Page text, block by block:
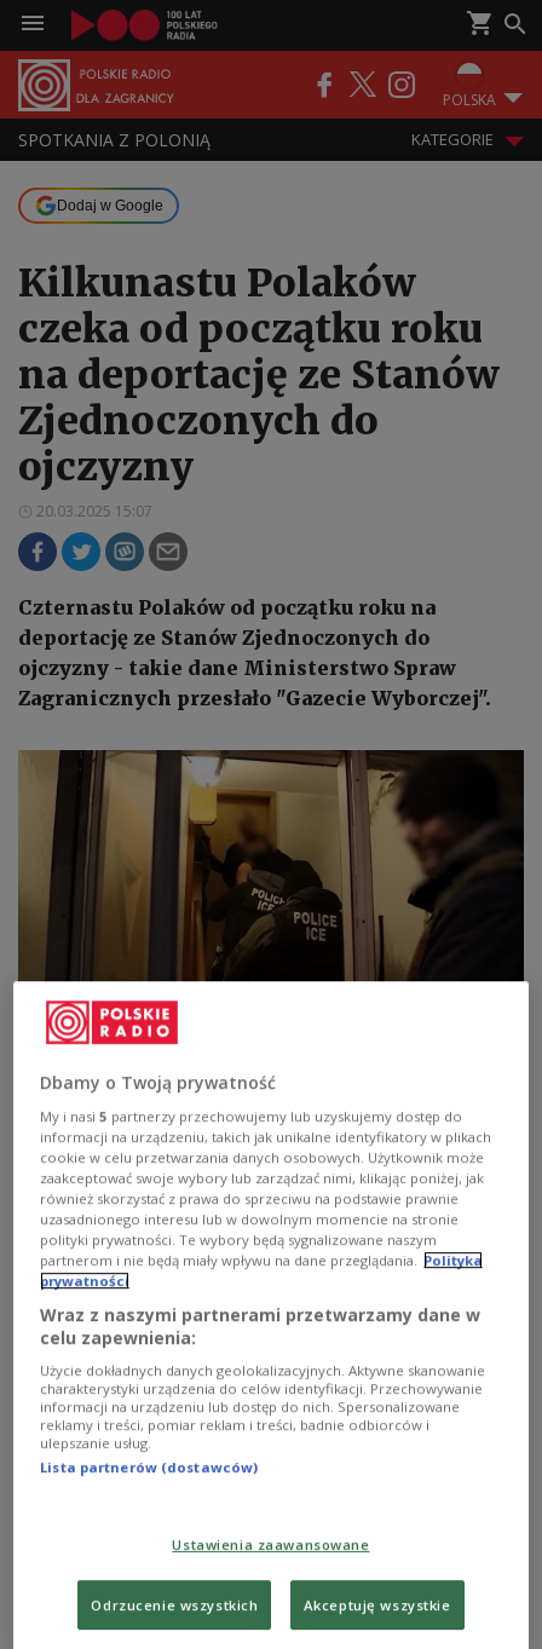
POLSKA
SPOTKANIA Z POLONIĄ KATEGORIE
Dodaj w Google
Kilkunastu Polaków
czeka od początku roku
na deportację ze Stanów
Zjednoczonych do
ojczyzny
20.03.2025 15:07
Czternastu Polaków od początku roku na
deportację ze Stanów Zjednoczonych do
ojczyzny - takie dane Ministerstwo Spraw
Zagranicznych przesłało "Gazecie Wyborczej".
która dotyka też obywateli Polski screenshot youtube.com/@dwnews
"Spośród 14 osób, które dopiero mają podlegać
deportacji, a o których poinformowano urzędy
konsularne, trzy dopuściły się złamania
amerykańskich przepisów migracyjnych,
pozostałe popełniły przestępstwa lub
wykroczenia" - wskazało MSZ. W tym roku
deportowano jednego Polaka, ale przed
zaprzysiężeniem nowego prezydenta Donalda
Trumpa, który zaostrzył politykę migracyjną.
Po serii kontrowersyjnych odesłań niemieckich
turystów Berlin skontaktował się z innymi krajami
amerykańskiej polityce imigracyjnej". Statystyki
czwartek portal Wyborcza .pl.
Dbamy o Twoją prywatność
My i nasi5 partnerzy przechowujemy lub uzyskujemy dostęp do
informacji na urządzeniu, takich jak unikalne identyfikatory w plikach
cookie w celu przetwarzania danych osobowych. Użytkownik może
zaakceptować swoje wybory lub zarządzać nimi, klikając poniżej, jak
również skorzystać z prawa do sprzeciwu na podstawie prawnie
uzasadnionego interesu lub w dowolnym momencie na stronie
polityki prywatności. Te wybory będą sygnalizowane naszym
partnerom i nie będą miały wpływu na dane przeglądania. Polityka
prywatności
Wraz z naszymi partnerami przetwarzamy dane w
celu zapewnienia:
Użycie dokładnych danych geolokalizacyjnych. Aktywne skanowanie
charakterystyki urządzenia do celów identyfikacji. Przechowywanie
informacji na urządzeniu lub dostęp do nich. Spersonalizowane
reklamy i treści, pomiar reklam i treści, badnie odbiorców i
ulepszanie usług.
Lista partnerów (dostawców)
Ustawienia zaawansowane
Odrzucenie wszystkich Akceptuję wszystkie